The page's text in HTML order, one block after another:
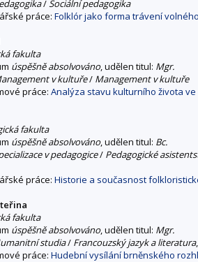
/Sociální pedagogika
práce: Folklór jako forma trávení
fakulta
úspěšně absolvováno, udělen titul: Mgr.
v kultuře/ Management v kultuře
práce: Analýza stavu kulturního života
fakulta
úspěšně absolvováno, udělen titul: Bc.
v pedagogice/ Pedagogické
práce: Historie a současnost
fakulta
úspěšně absolvováno, udělen titul: Mgr.
studia/ Francouzský jazyk a literatura
práce: Hudební vysílání brněnského